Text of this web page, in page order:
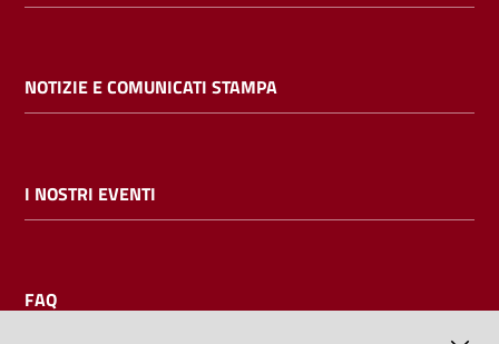
NOTIZIE E COMUNICATI STAMPA
I NOSTRI EVENTI
FAQ